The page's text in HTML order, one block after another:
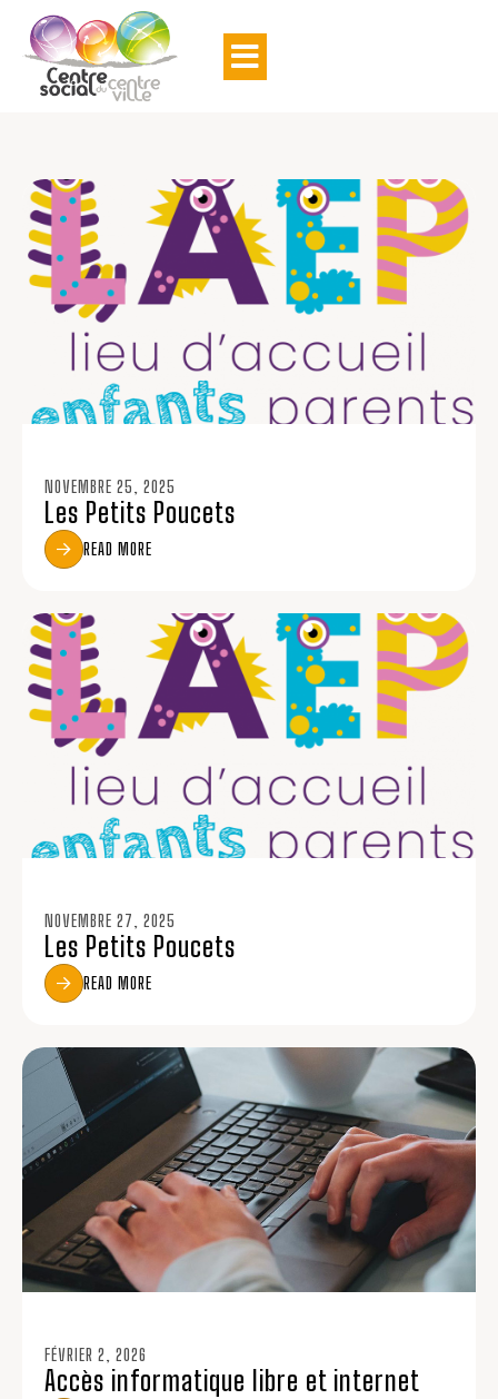
NOVEMBRE 25, 2025
Les Petits Poucets
READ MORE
NOVEMBRE 27, 2025
Les Petits Poucets
READ MORE
FÉVRIER 2, 2026
Accès informatique libre et internet